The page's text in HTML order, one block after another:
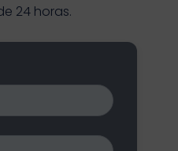
24 horas.